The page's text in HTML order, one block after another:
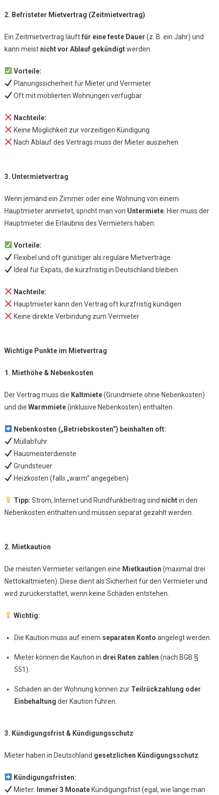
2. Befristeter Mietvertrag (Zeitmietvertrag)
Ein Zeitmietvertrag läuftfür eine feste Dauer (z. B. ein Jahr) und
kann meist nicht vor Ablauf gekündigtwerden.
Vorteile:
Planungssicherheit für Mieter und Vermieter
Oft mit möblierten Wohnungen verfügbar
Nachteile:
Keine Möglichkeit zur vorzeitigen Kündigung
Nach Ablauf des Vertrags muss der Mieter ausziehen
3. Untermietvertrag
Wenn jemand ein Zimmer oder eine Wohnung von einem
Hauptmieter anmietet, spricht man von Untermiete. Hier muss der
Hauptmieter die Erlaubnis des Vermieters haben.
Vorteile:
Flexibel und oft günstiger als reguläre Mietverträge
Ideal für Expats, die kurzfristig in Deutschland bleiben
Nachteile:
Hauptmieter kann den Vertrag oft kurzfristig kündigen
Keine direkte Verbindung zum Vermieter
Wichtige Punkte im Mietvertrag
1. Miethöhe & Nebenkosten
Der Vertrag muss die Kaltmiete(Grundmiete ohne Nebenkosten)
und die Warmmiete(inklusive Nebenkosten) enthalten.
Nebenkosten („Betriebskosten“) beinhalten oft:
Müllabfuhr
Hausmeisterdienste
Grundsteuer
Heizkosten (falls „warm“ angegeben)
Tipp: Strom, Internet und Rundfunkbeitrag sind nichtin den
Nebenkosten enthalten und müssen separat gezahlt werden.
2. Mietkaution
Die meisten Vermieter verlangen eine Mietkaution (maximal drei
Nettokaltmieten). Diese dient als Sicherheit für den Vermieter und
wird zurückerstattet, wenn keine Schäden entstehen.
Wichtig:
Die Kaution muss auf einem separaten Konto angelegt werden.
Mieter können die Kaution in drei Raten zahlen (nach BGB §
551).
Schäden an der Wohnung können zur Teilrückzahlung oder
Einbehaltung der Kaution führen.
3. Kündigungsfrist & Kündigungsschutz
Mieter haben in Deutschland gesetzlichen Kündigungsschutz
Kündigungsfristen:
Mieter: Immer 3 MonateKündigungsfrist (egal, wie lange man